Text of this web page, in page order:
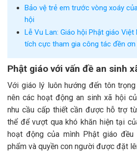
Bảo vệ trẻ em trước vòng xoáy
hội
Lễ Vu Lan: Giáo hội Phật giáo Việt
tích cực tham gia công tác đền ơn
Phật giáo với vấn đề an sinh
Với giáo lý luôn hướng đến tôn
nên các hoạt động an sinh xã hội
nhu cầu cấp thiết cần được hỗ trợ
thể để vượt qua khó khăn hiện tại
hoạt động của mình Phật giáo
phẩm và quyền con người được đặt